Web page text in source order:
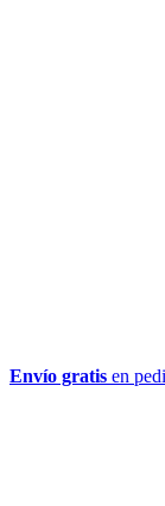
Envío gratis en